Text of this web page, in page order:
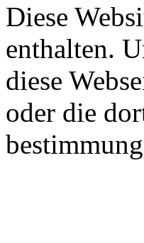
Diese
enthalten.
diese
oder die